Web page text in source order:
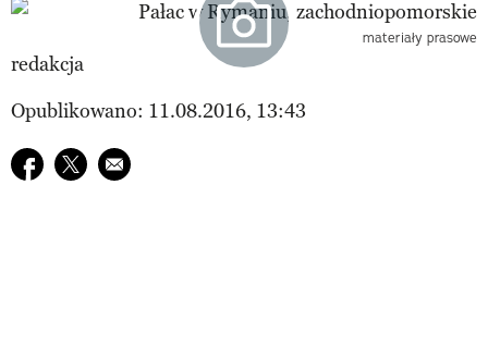
materiały prasowe
redakcja
Opublikowano: 11.08.2016, 13:43
Udostępnij na facebook
Udostępnij na twitter
E-mail do przyjaciela